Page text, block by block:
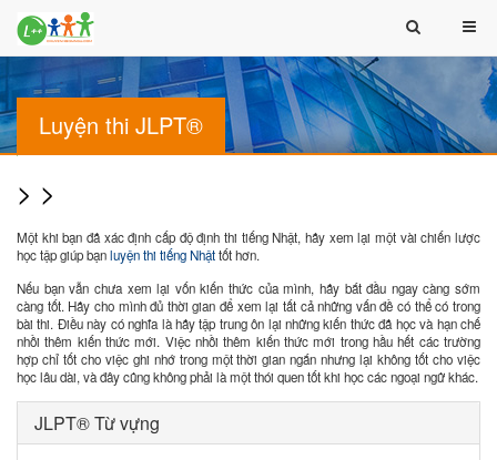
Luyện thi JLPT®
> >
Một khi bạn đã xác định cấp độ định thi tiếng Nhật, hãy xem lại một vài chiến lược
học tập giúp bạnluyện thi tiếng Nhậttốt hơn.
Nếu bạn vẫn chưa xem lại vốn kiến thức của mình, hãy bắt đầu ngay càng sớm
càng tốt. Hãy cho mình đủ thời gian để xem lại tất cả những vấn đề có thể có trong
bài thi. Điều này có nghĩa là hãy tập trung ôn lại những kiến thức đã học và hạn chế
nhồi thêm kiến thức mới. Việc nhồi thêm kiến thức mới trong hầu hết các trường
hợp chỉ tốt cho việc ghi nhớ trong một thời gian ngắn nhưng lại không tốt cho việc
học lâu dài, và đây cũng không phải là một thói quen tốt khi học các ngoại ngữ khác.
JLPT® Từ vựng